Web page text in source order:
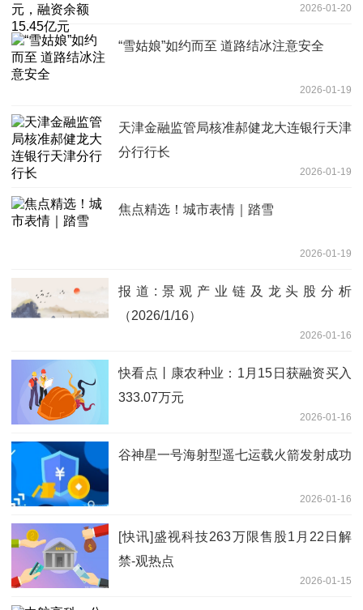
2026-01-20
“雪姑娘”如约而至 道路结冰注意安全
2026-01-19
天津金融监管局核准郝健龙大连银行天津
分行行长
2026-01-19
焦点精选！城市表情｜踏雪
2026-01-19
报道:景观产业链及龙头股分析
（2026/1/16）
2026-01-16
快看点丨康农种业：1月15日获融资买入
333.07万元
2026-01-16
谷神星一号海射型遥七运载火箭发射成功
2026-01-16
[快讯]盛视科技263万限售股1月22日解
禁-观热点
2026-01-15